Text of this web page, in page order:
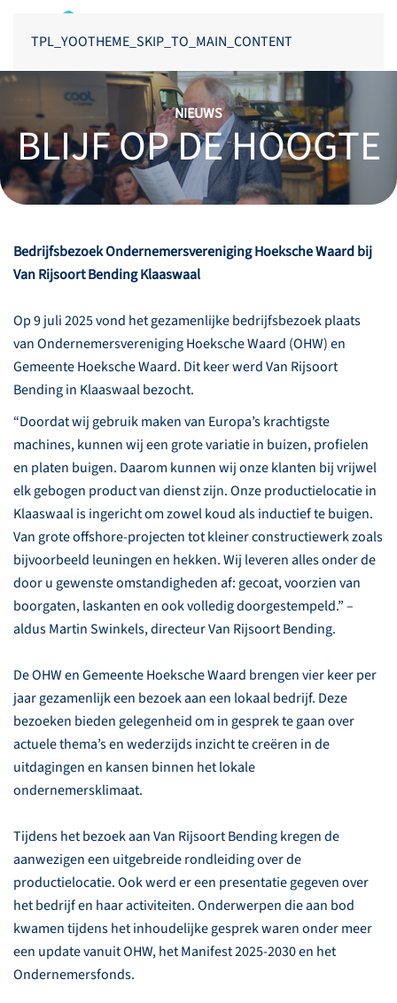
TPL_YOOTHEME_SKIP_TO_MAIN_CONTENT
NIEUWS
BLIJF OP DE HOOGTE
Bedrijfsbezoek Ondernemersvereniging Hoeksche Waard bij
Van Rijsoort Bending Klaaswaal
Op 9 juli 2025 vond het gezamenlijke bedrijfsbezoek plaats
van Ondernemersvereniging Hoeksche Waard (OHW) en
Gemeente Hoeksche Waard. Dit keer werd Van Rijsoort
Bending in Klaaswaal bezocht.
“Doordat wij gebruik maken van Europa’s krachtigste
machines, kunnen wij een grote variatie in buizen, profielen
en platen buigen. Daarom kunnen wij onze klanten bij vrijwel
elk gebogen product van dienst zijn. Onze productielocatie in
Klaaswaal is ingericht om zowel koud als inductief te buigen.
Van grote offshore-projecten tot kleiner constructiewerk zoals
bijvoorbeeld leuningen en hekken. Wij leveren alles onder de
door u gewenste omstandigheden af: gecoat, voorzien van
boorgaten, laskanten en ook volledig doorgestempeld.” –
aldus Martin Swinkels, directeur Van Rijsoort Bending.
De OHW en Gemeente Hoeksche Waard brengen vier keer per
jaar gezamenlijk een bezoek aan een lokaal bedrijf. Deze
bezoeken bieden gelegenheid om in gesprek te gaan over
actuele thema’s en wederzijds inzicht te creëren in de
uitdagingen en kansen binnen het lokale
ondernemersklimaat.
Tijdens het bezoek aan Van Rijsoort Bending kregen de
aanwezigen een uitgebreide rondleiding over de
productielocatie. Ook werd er een presentatie gegeven over
het bedrijf en haar activiteiten. Onderwerpen die aan bod
kwamen tijdens het inhoudelijke gesprek waren onder meer
een update vanuit OHW, het Manifest 2025-2030 en het
Ondernemersfonds.